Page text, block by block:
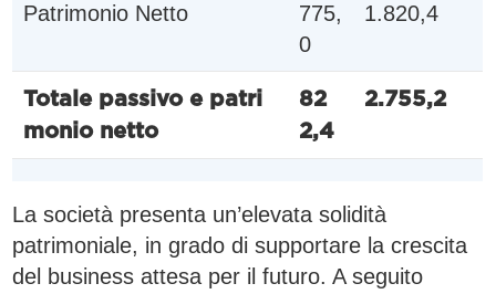
Patrimonio Netto
775,
0
1.820,4
Totale passivo e patri
monio netto
82
2,4
2.755,2
La società presenta un’elevata solidità
patrimoniale, in grado di supportare la crescita
del business attesa per il futuro. A seguito